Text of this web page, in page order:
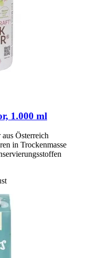
1.000 ml
Österreich
in Trockenmasse